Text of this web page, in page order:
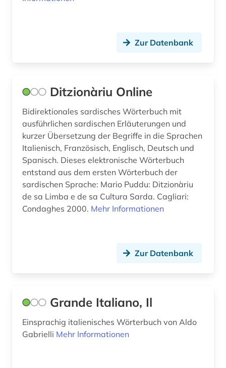
Zur Datenbank
Ditzionàriu Online
Bidirektionales sardisches Wörterbuch mit
ausführlichen sardischen Erläuterungen und
kurzer Übersetzung der Begriffe in die Sprachen
Italienisch, Französisch, Englisch, Deutsch und
Spanisch. Dieses elektronische Wörterbuch
entstand aus dem ersten Wörterbuch der
sardischen Sprache: Mario Puddu: Ditzionàriu
de sa Limba e de sa Cultura Sarda. Cagliari:
Condaghes 2000. Mehr Informationen
Zur Datenbank
Grande Italiano, Il
Einsprachig italienisches Wörterbuch von Aldo
Gabrielli Mehr Informationen